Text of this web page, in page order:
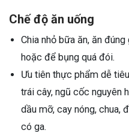
Chế độ ăn uống
Chia nhỏ bữa ăn, ăn
hoặc để bụng quá đói.
Ưu tiên thực phẩm dễ
trái cây, ngũ cốc nguyên
dầu mỡ, cay nóng, chua,
có ga.